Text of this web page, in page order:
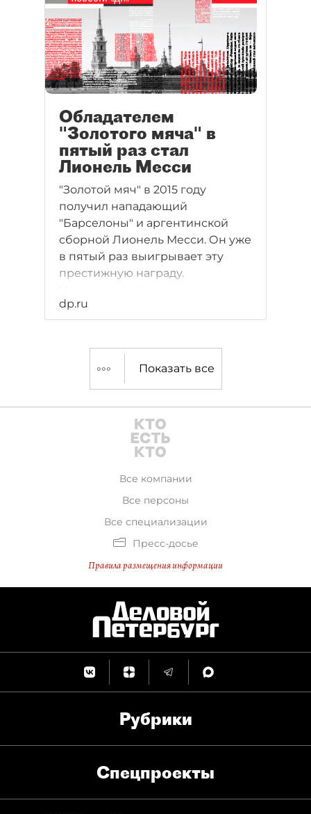
Обладателем
"Золотого мяча" в
пятый раз стал
Лионель Месси
"Золотой мяч" в 2015 году
получил нападающий
"Барселоны" и аргентинской
сборной Лионель Месси. Он уже
в пятый раз выигрывает эту
престижную награду.
проходила вечером 11 января
2016 года в Цюрихе.
канал "Евроспорт".
dp.ru
Показать все
Все компании
Все персоны
Все специализации
Пресс-досье
Правила размещения информации
Рубрики
Спец­проекты